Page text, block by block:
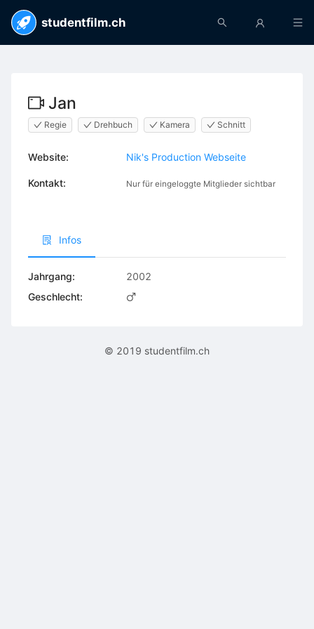
studentfilm.ch
Jan
Regie Drehbuch Kamera Schnitt
Website: Nik's Production Webseite
Kontakt: Nur für eingeloggte Mitglieder sichtbar
Infos
Jahrgang:
2002
Geschlecht:
© 2019 studentfilm.ch